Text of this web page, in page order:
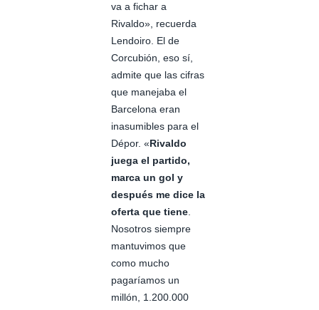
va a fichar a
Rivaldo», recuerda
Lendoiro. El de
Corcubión, eso sí,
admite que las cifras
que manejaba el
Barcelona eran
inasumibles para el
Dépor. «Rivaldo
juega el partido,
marca un gol y
después me dice la
oferta que tiene
Nosotros siempre
mantuvimos que
como mucho
pagaríamos un
millón, 1.200.000